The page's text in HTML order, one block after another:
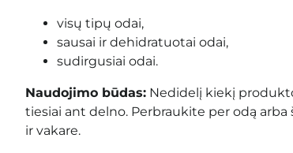
visų tipų odai,
sausai ir dehidratuotai odai,
sudirgusiai odai.
Naudojimo būdas: Nedidelį kiekį
tiesiai ant delno. Perbraukite per odą
ir vakare.